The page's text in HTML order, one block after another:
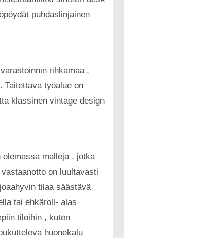
puhdaslinjainen
rihkamaa ,
Taitettava työalue on
klassinen vintage design
malleja , jotka
on luultavasti
tilaa säästävä
tai ehkäroll- alas
tiloihin , kuten
huonekalu